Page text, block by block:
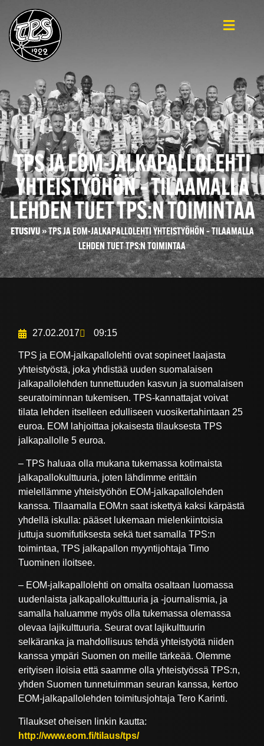
TPS JA EOM-JALKAPALLOLEHTI
YHTEISTYÖHÖN – TILAAMALLA
LEHDEN TUET TPS:N TOIMINTAA
ETUSIVU»TPS JA EOM-JALKAPALLOLEHTI YHTEISTYÖHÖN – TILAAMALLA
LEHDEN TUET TPS:N TOIMINTAA
27.02.2017 09:15
TPS ja EOM-jalkapallolehti ovat sopineet laajasta
yhteistyöstä, joka yhdistää uuden suomalaisen
jalkapallolehden tunnettuuden kasvun ja suomalaisen
seuratoiminnan tukemisen. TPS-kannattajat voivat
tilata lehden itselleen edulliseen vuosikertahintaan 25
euroa. EOM lahjoittaa jokaisesta tilauksesta TPS
jalkapallolle 5 euroa.
– TPS haluaa olla mukana tukemassa kotimaista
jalkapallokulttuuria, joten lähdimme erittäin
mielellämme yhteistyöhön EOM-jalkapallolehden
kanssa. Tilaamalla EOM:n saat iskettyä kaksi kärpästä
yhdellä iskulla: pääset lukemaan mielenkiintoisia
juttuja suomifutiksesta sekä tuet samalla TPS:n
toimintaa, TPS jalkapallon myyntijohtaja Timo
Tuominen iloitsee.
– EOM-jalkapallolehti on omalta osaltaan luomassa
uudenlaista jalkapallokulttuuria ja -journalismia, ja
samalla haluamme myös olla tukemassa olemassa
olevaa lajikulttuuria. Seurat ovat lajikulttuurin
selkäranka ja mahdollisuus tehdä yhteistyötä niiden
kanssa ympäri Suomen on meille tärkeää. Olemme
erityisen iloisia että saamme olla yhteistyössä TPS:n,
yhden Suomen tunnetuimman seuran kanssa, kertoo
EOM-jalkapallolehden toimitusjohtaja Tero Karinti.
Tilaukset oheisen linkin kautta:
http://www.eom.fi/tilaus/tps/